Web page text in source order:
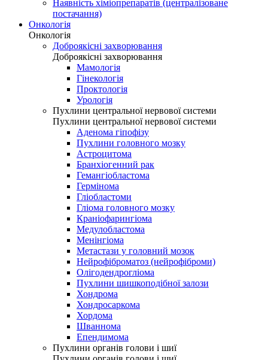
Наявність хіміопрепаратів (централізоване
постачання)
Онкологія
Онкологія
Доброякісні захворювання
Доброякісні захворювання
Мамологія
Гінекологія
Проктологія
Урологія
Пухлини центральної нервової системи
Пухлини центральної нервової системи
Аденома гіпофізу
Пухлини головного мозку
Астроцитома
Бранхіогенний рак
Гемангіобластома
Гермінома
Гліобластоми
Гліома головного мозку
Краніофарингіома
Медулобластома
Менінгіома
Метастази у головний мозок
Нейрофіброматоз (нейрофіброми)
Олігодендрогліома
Пухлини шишкоподібної залози
Хондрома
Хондросаркома
Хордома
Шваннома
Епендимома
Пухлини органів голови і шиї